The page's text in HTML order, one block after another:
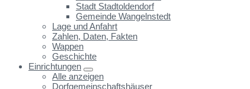
Stadt Stadtoldendorf
Gemeinde Wangelnstedt
Lage und Anfahrt
Zahlen, Daten, Fakten
Wappen
Geschichte
Einrichtungen
Alle anzeigen
Dorfgemeinschaftshäuser